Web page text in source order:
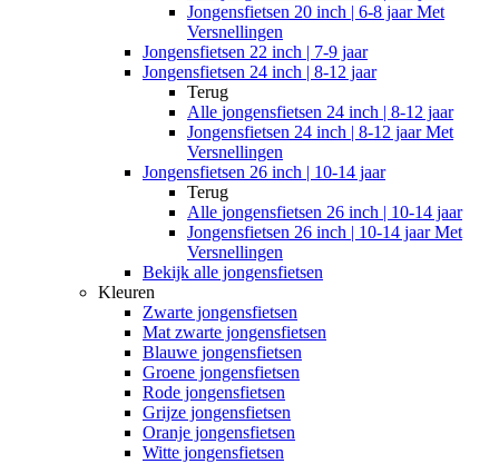
Jongensfietsen 20 inch | 6-8 jaar Met
Versnellingen
Jongensfietsen 22 inch | 7-9 jaar
Jongensfietsen 24 inch | 8-12 jaar
Terug
Alle jongensfietsen 24 inch | 8-12 jaar
Jongensfietsen 24 inch | 8-12 jaar Met
Versnellingen
Jongensfietsen 26 inch | 10-14 jaar
Terug
Alle jongensfietsen 26 inch | 10-14 jaar
Jongensfietsen 26 inch | 10-14 jaar Met
Versnellingen
Bekijk alle jongensfietsen
Kleuren
Zwarte jongensfietsen
Mat zwarte jongensfietsen
Blauwe jongensfietsen
Groene jongensfietsen
Rode jongensfietsen
Grijze jongensfietsen
Oranje jongensfietsen
Witte jongensfietsen